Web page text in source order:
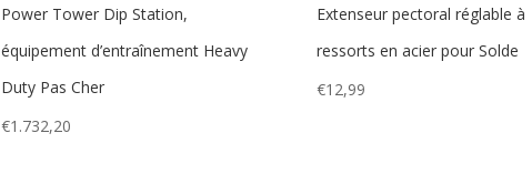
Power Tower Dip Station,
équipement d’entraînement Heavy
Duty Pas Cher
€1.732,20
Extenseur pectoral réglable à
ressorts en acier pour Solde
€12,99